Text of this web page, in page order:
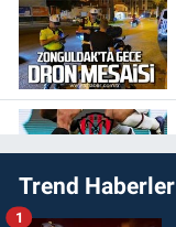
Trend Haberler
1